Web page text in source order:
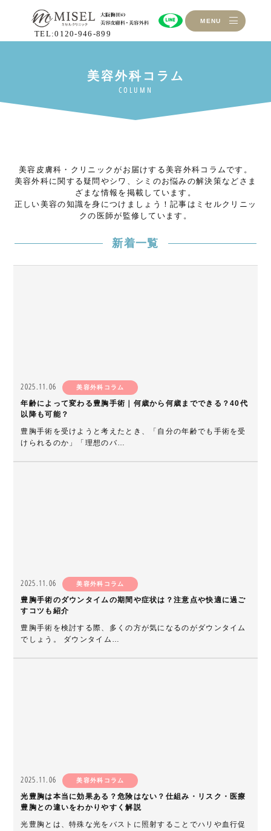
TEL:0120-946-899
MENU
美容皮膚科・クリニックがお届けする美容外科コラムです。
美容外科に関する疑問やシワ、シミのお悩みの解決策などさま
ざまな情報を掲載しています。
正しい美容の知識を身につけましょう！記事はミセルクリニッ
クの医師が監修しています。
新着一覧
2025.11.06 美容外科コラム
年齢によって変わる豊胸手術｜何歳から何歳までできる？40代
以降も可能？
豊胸手術を受けようと考えたとき、「自分の年齢でも手術を受
けられるのか」「理想のバ…
2025.11.06 美容外科コラム
豊胸手術のダウンタイムの期間や症状は？注意点や快適に過ご
すコツも紹介
豊胸手術を検討する際、多くの方が気になるのがダウンタイム
でしょう。 ダウンタイム…
2025.11.06 美容外科コラム
光豊胸は本当に効果ある？危険はない？仕組み・リスク・医療
豊胸との違いをわかりやすく解説
光豊胸とは、特殊な光をバストに照射することでハリや血行促